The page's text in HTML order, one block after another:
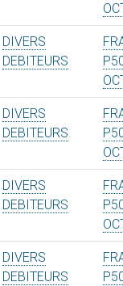
DIVERS
DEBITEURS
DIVERS
DEBITEURS
DIVERS
DEBITEURS
DIVERS
DEBITEURS